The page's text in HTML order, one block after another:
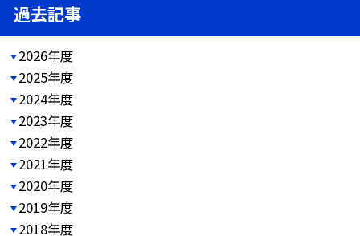
過去記事
2026年度
2025年度
2024年度
2023年度
2022年度
2021年度
2020年度
2019年度
2018年度